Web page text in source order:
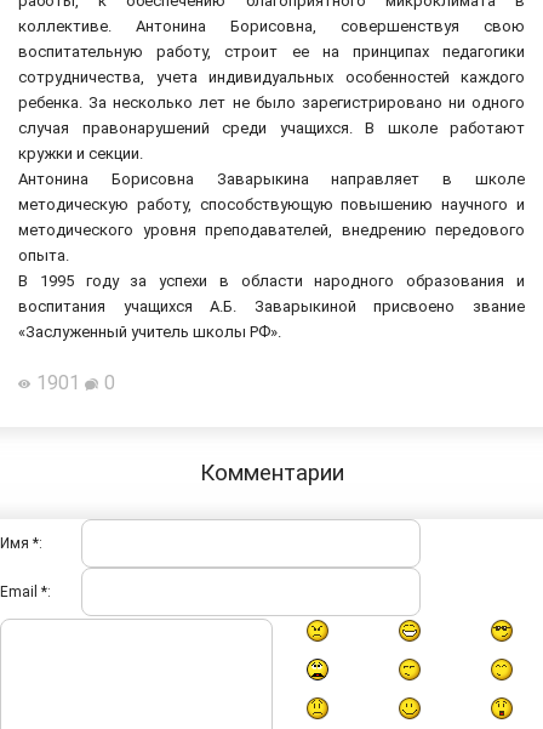
коллективе. Антонина Борисовна, совершенствуя свою
воспитательную работу, строит ее на принципах педагогики
сотрудничества, учета индивидуальных особенностей каждого
ребенка. За несколько лет не было зарегистрировано ни одного
случая правонарушений среди учащихся. В школе работают
кружки и секции.
Антонина Борисовна Заварыкина направляет в школе
методическую работу, способствующую повышению научного и
методического уровня преподавателей, внедрению передового
опыта.
В 1995 году за успехи в области народного образования и
воспитания учащихся А.Б. Заварыкиной присвоено звание
«Заслуженный учитель школы РФ».
1901 0
Комментарии
Имя *:
Email *: